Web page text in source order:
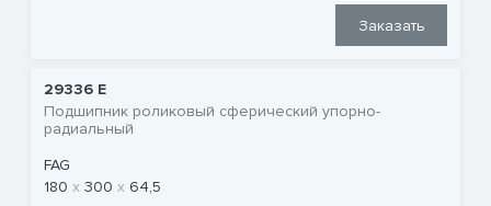
Заказать
29336 E
Подшипник роликовый сферический упорно-
радиальный
FAG
180
300 64,5